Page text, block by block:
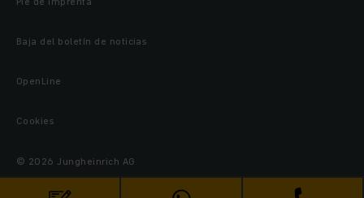
Baja del boletín de noticias
OpenLine
Cookies
© 2026 Jungheinrich AG